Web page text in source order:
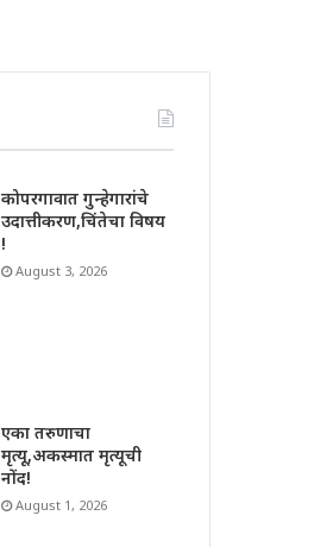
कोपरगावात गुन्हेगारांचे
उदात्तीकरण,चिंतेचा विषय
!
August 3, 2026
एका तरुणाचा
मृत्यू,अकस्मात मृत्यूची
नोंद!
August 1, 2026